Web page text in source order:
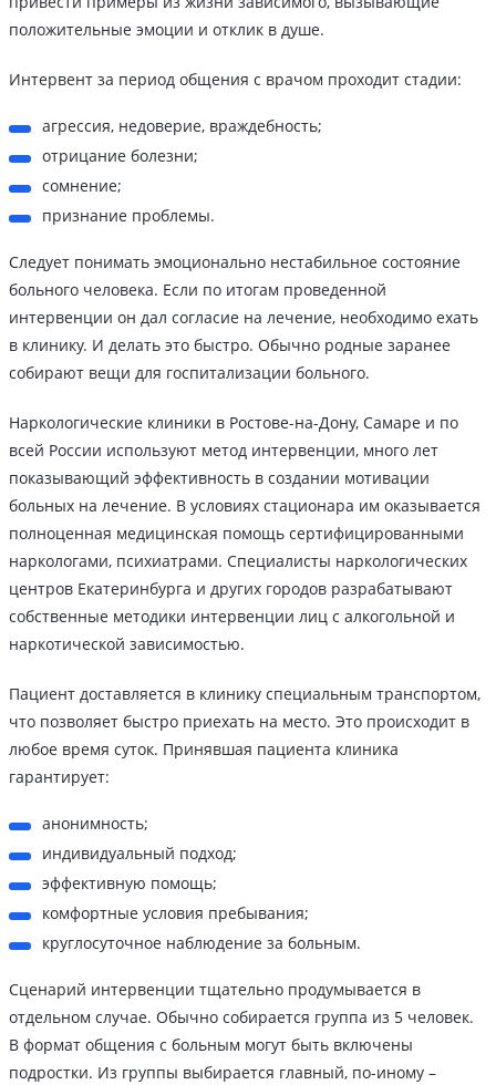
положительные эмоции и отклик в душе.
Интервент за период общения с врачом проходит стадии:
агрессия, недоверие, враждебность;
отрицание болезни;
сомнение;
признание проблемы.
Следует понимать эмоционально нестабильное состояние
больного человека. Если по итогам проведенной
интервенции он дал согласие на лечение, необходимо ехать
в клинику. И делать это быстро. Обычно родные заранее
собирают вещи для госпитализации больного.
Наркологические клиники в Ростове-на-Дону, Самаре и по
всей России используют метод интервенции, много лет
показывающий эффективность в создании мотивации
больных на лечение. В условиях стационара им оказывается
полноценная медицинская помощь сертифицированными
наркологами, психиатрами. Специалисты наркологических
центров Екатеринбурга и других городов разрабатывают
собственные методики интервенции лиц с алкогольной и
наркотической зависимостью.
Пациент доставляется в клинику специальным транспортом,
что позволяет быстро приехать на место. Это происходит в
любое время суток. Принявшая пациента клиника
гарантирует:
анонимность;
индивидуальный подход;
эффективную помощь;
комфортные условия пребывания;
круглосуточное наблюдение за больным.
Сценарий интервенции тщательно продумывается в
отдельном случае. Обычно собирается группа из 5 человек.
В формат общения с больным могут быть включены
подростки. Из группы выбирается главный, по-иному –